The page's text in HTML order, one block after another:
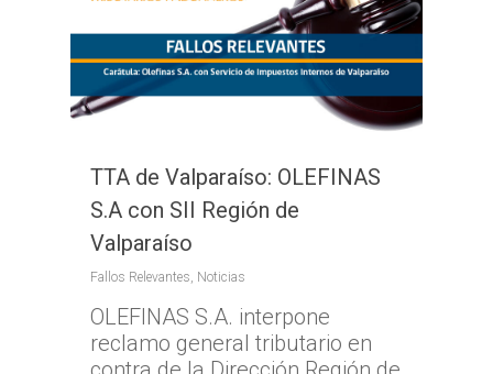
TTA de Valparaíso: OLEFINAS
S.A con SII Región de
Valparaíso
Fallos Relevantes, Noticias
OLEFINAS S.A. interpone
reclamo general tributario en